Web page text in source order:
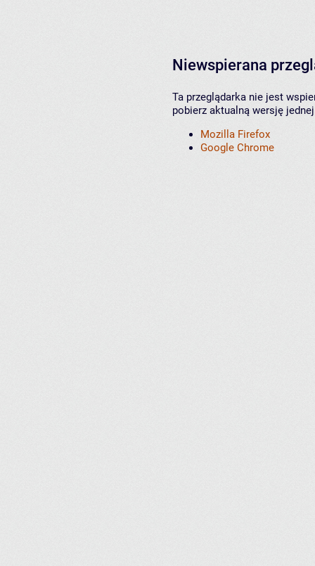
Niewspierana
Ta przeglądarka nie jest
pobierz aktualną wersję
Mozilla Firefox
Google Chrome